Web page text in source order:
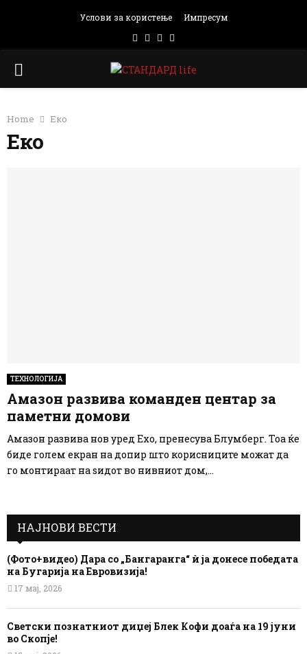
Услови за користење Импресум
Facebook
Instagram
Email
PRIMARY
Home Еко
Еко
ТЕХНОЛОГИЈА
Амазон развива команден центар за
паметни домови
Амазон развива нов уред Ехо, пренесува Блумберг. Тоа ќе
биде голем екран на допир што корисниците можат да
го монтираат на ѕидот во нивниот дом,...
НАЈНОВИ ВЕСТИ
(Фото+видео) Дара со „Бангаранга“ ѝ ја донесе победата
на Бугарија на Евровизија!
17 мај, 2026
Светски познатниот диџеј Блек Кофи доаѓа на 19 јуни
во Скопје!